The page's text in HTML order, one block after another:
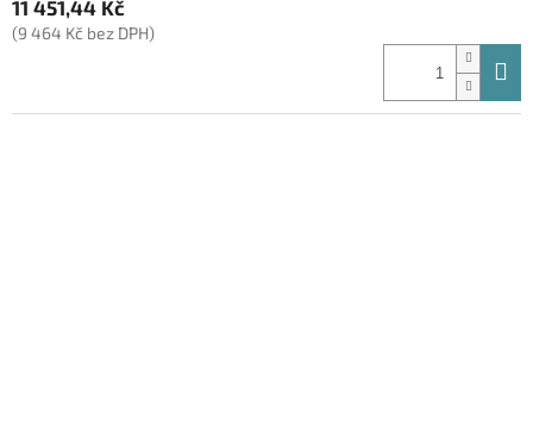
11 451,44 Kč
(9 464 Kč bez DPH)